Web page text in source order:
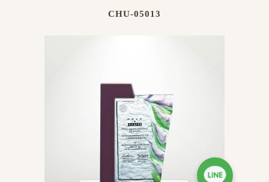
CHU-05013